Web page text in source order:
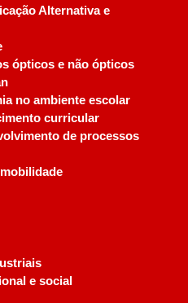
Alternativa e
ópticos e não ópticos
no ambiente escolar
curricular
de processos
e social